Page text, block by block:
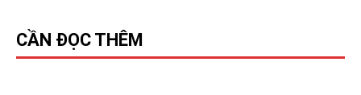
CẦN ĐỌC THÊM